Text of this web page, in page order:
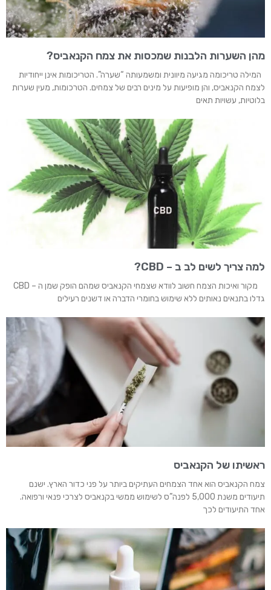
מהן השערות הלבנות שמכסות את צמח הקנאביס?
המילה טריכומה מגיעה מיוונית ומשמעותה “שערה”. הטריכומות אינן ייחודיות
לצמח הקנאביס, והן מופיעות על מינים רבים של צמחים. הטרכומות, מעין שערות
בלוטיות, עשויות תאים
למה צריך לשים לב ב – CBD?
מקור ואיכות הצמח חשוב לוודא שצמחי הקנאביס שמהם הופק שמן ה – CBD
גדלו בתנאים נאותים ללא שימוש בחומרי הדברה או דשנים רעילים
ראשיתו של הקנאביס
צמח הקנאביס הוא אחד הצמחים העתיקים ביותר על פני כדור הארץ. ישנם
תיעודים משנת 5,000 לפנה”ס לשימוש ממשי בקנאביס לצרכי פנאי ורפואה.
אחד התיעודים לכך